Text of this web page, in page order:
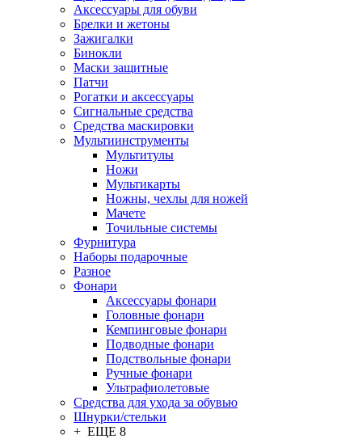
Аксессуары для обуви
Брелки и жетоны
Зажигалки
Бинокли
Маски защитные
Патчи
Рогатки и аксессуары
Сигнальные средства
Средства маскировки
Мультиинструменты
Мультитулы
Ножи
Мультикарты
Ножны, чехлы для ножей
Мачете
Точильные системы
Фурнитура
Наборы подарочные
Разное
Фонари
Аксессуары фонари
Головные фонари
Кемпинговые фонари
Подводные фонари
Подствольные фонари
Ручные фонари
Ультрафиолетовые
Средства для ухода за обувью
Шнурки/стельки
+ ЕЩЕ 8